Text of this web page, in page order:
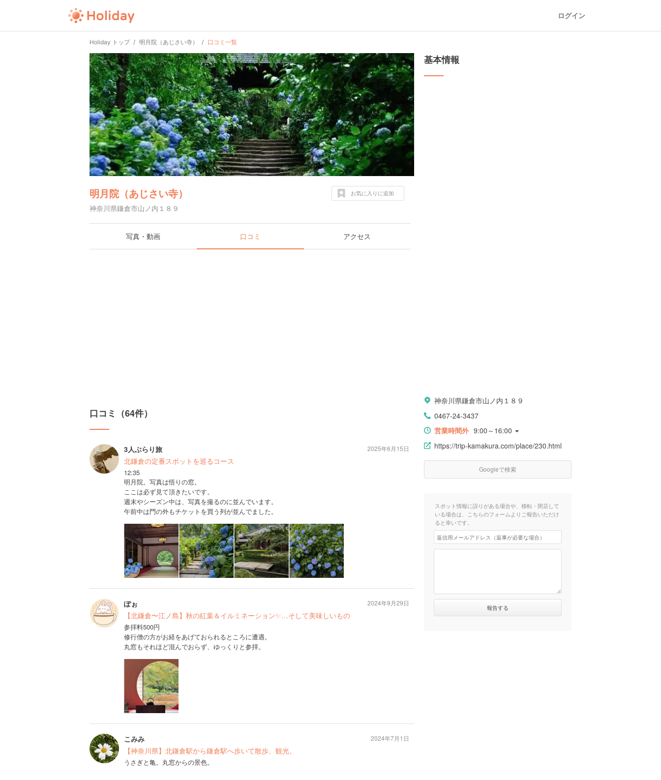
ログイン
Holiday トップ 明月院（あじさい寺） 口コミ一覧
明月院（あじさい寺）
神奈川県鎌倉市山ノ内１８９
お気に入りに追加
写真・動画 口コミ アクセス
口コミ（64件）
3人ぶらり旅
北鎌倉の定番スポットを巡るコース
12:35
明月院。写真は悟りの窓。
ここは必ず見て頂きたいです。
週末やシーズン中は、写真を撮るのに並んでいます。
午前中は門の外もチケットを買う列が並んでました。
2025年6月15日
ぽぉ
【北鎌倉〜江ノ島】秋の紅葉＆イルミネーション✨…そして美味しいもの
参拝料500円
修行僧の方がお経をあげておられるところに遭遇。
丸窓もそれほど混んでおらず、ゆっくりと参拝。
2024年9月29日
こみみ
【神奈川県】北鎌倉駅から鎌倉駅へ歩いて散歩、観光。
うさぎと亀。丸窓からの景色。
2024年7月1日
基本情報
神奈川県鎌倉市山ノ内１８９
0467-24-3437
営業時間外 9:00～16:00
https://trip-kamakura.com/place/230.html
Googleで検索
スポット情報に誤りがある場合や、移転・閉店して
いる場合は、こちらのフォームよりご報告いただけ
ると幸いです。